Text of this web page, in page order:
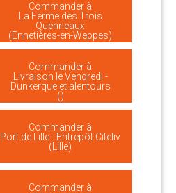
Commander à
La Ferme des Trois
Quenneaux
(Ennetières-en-Weppes)
Commander à
Livraison le Vendredi -
Dunkerque et alentours
()
Commander à
Port de Lille - Entrepôt Citeliv
(Lille)
Commander à